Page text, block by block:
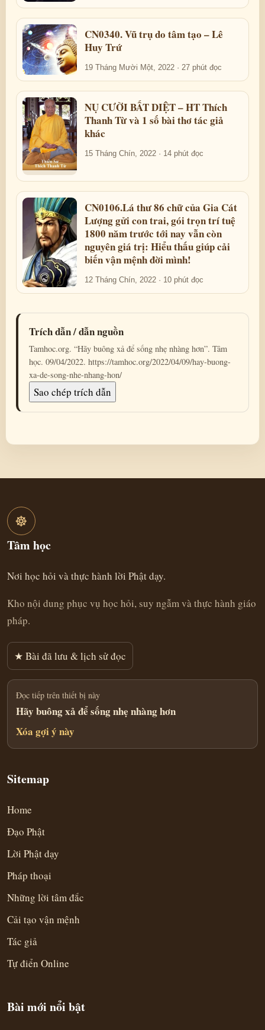
CN0340. Vũ trụ do tâm tạo – Lê
Huy Trứ
19 Tháng Mười Một, 2022 · 27 phút đọc
NỤ CƯỜI BẤT DIỆT – HT Thích
Thanh Từ và 1 số bài thơ tác giả
khác
15 Tháng Chín, 2022 · 14 phút đọc
CN0106.Lá thư 86 chữ của Gia Cát
Lượng gửi con trai, gói trọn trí tuệ
1800 năm trước tới nay vẫn còn
nguyên giá trị: Hiểu thấu giúp cải
biến vận mệnh đời mình!
12 Tháng Chín, 2022 · 10 phút đọc
Trích dẫn / dẫn nguồn
Tamhoc.org. “Hãy buông xả để sống nhẹ nhàng hơn”. Tâm
học. 09/04/2022. https://tamhoc.org/2022/04/09/hay-buong-
xa-de-song-nhe-nhang-hon/
Sao chép trích dẫn
☸
Tâm học
Nơi học hỏi và thực hành lời Phật dạy.
Kho nội dung phục vụ học hỏi, suy ngẫm và thực hành giáo
pháp.
★ Bài đã lưu & lịch sử đọc
Đọc tiếp trên thiết bị này
Hãy buông xả để sống nhẹ nhàng hơn
Xóa gợi ý này
Sitemap
Home
Đạo Phật
Lời Phật dạy
Pháp thoại
Những lời tâm đắc
Cải tạo vận mệnh
Tác giả
Tự điển Online
Bài mới nổi bật